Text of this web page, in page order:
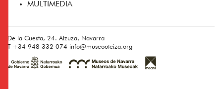
MULTIMEDIA
De la Cuesta, 24. Alzuza, Navarra
T +34 948 332 074 info@museooteiza.org